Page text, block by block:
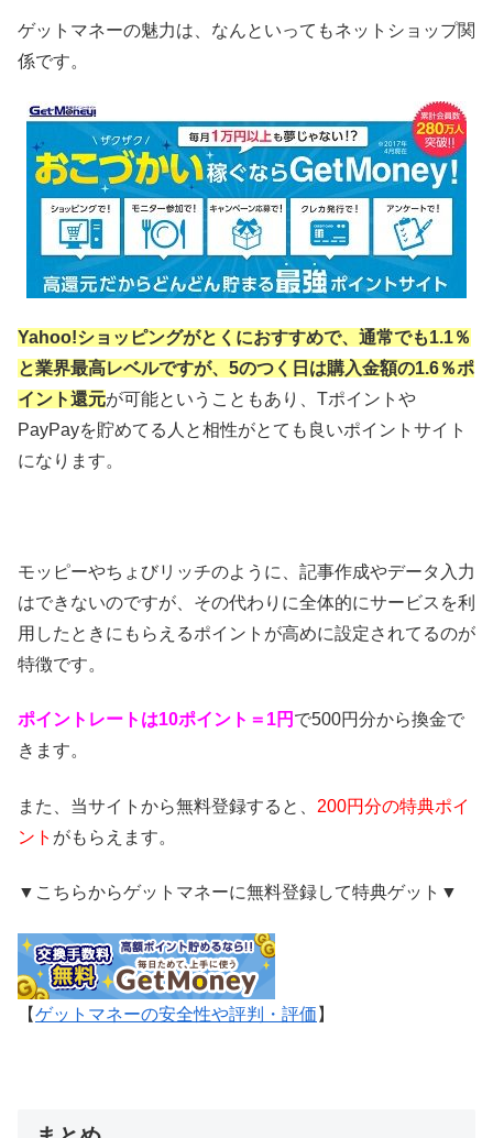
ゲットマネーの魅力は、なんといってもネットショップ関
係です。
Yahoo!ショッピングがとくにおすすめで、通常でも1.1％
と業界最高レベルですが、5のつく日は購入金額の1.6％ポ
イント還元が可能ということもあり、Tポイントや
PayPayを貯めてる人と相性がとても良いポイントサイト
になります。
モッピーやちょびリッチのように、記事作成やデータ入力
はできないのですが、その代わりに全体的にサービスを利
用したときにもらえるポイントが高めに設定されてるのが
特徴です。
ポイントレートは10ポイント＝1円 で500円分から換金で
きます。
また、当サイトから無料登録すると、 200円分の特典ポイ
ント がもらえます。
▼こちらからゲットマネーに無料登録して特典ゲット▼
【ゲットマネーの安全性や評判・評価 】